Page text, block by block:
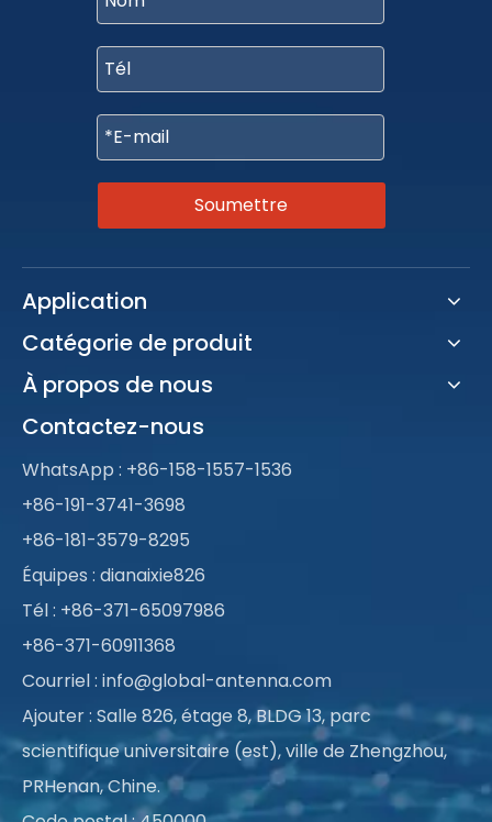
Soumettre
Application
Catégorie de produit
À propos de nous
Contactez-nous
WhatsApp : +86-158-1557-1536
+86-191-3741-3698
+86-181-3579-8295
Équipes : dianaixie826
Tél : +86-371-65097986
+86-371-60911368
Courriel : info@global-antenna.com
Ajouter : Salle 826, étage 8, BLDG 13, parc
scientifique universitaire (est), ville de Zhengzhou,
PRHenan, Chine.